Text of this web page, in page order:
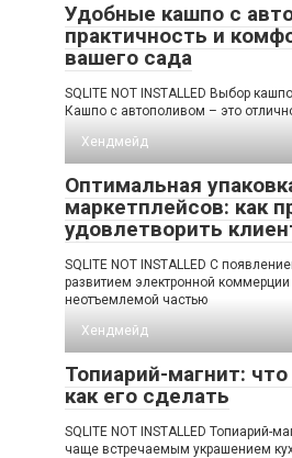
Удобные кашпо с
практичность и
вашего сада
SQLITE NOT INSTALLED Выбор
Кашпо с автополивом – это
Хендмейд
Оптимальная
маркетплейсов: как
удовлетворить
SQLITE NOT INSTALLED С
развитием электронной
неотъемлемой частью
Хендмейд
Топиарий-магнит: что
как его сделать
SQLITE NOT INSTALLED Топиарий-
чаще встречаемым украшением